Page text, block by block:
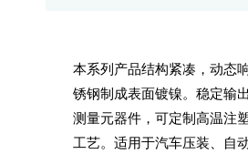
本系列产品结构紧凑，动态
锈钢制成表面镀镍。稳定输
测量元器件，可定制高温注
工艺。适用于汽车压装、自